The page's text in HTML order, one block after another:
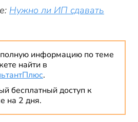
Нужно ли ИП сдавать
информацию по теме
найти в
.
бесплатный доступ к
на 2 дня.